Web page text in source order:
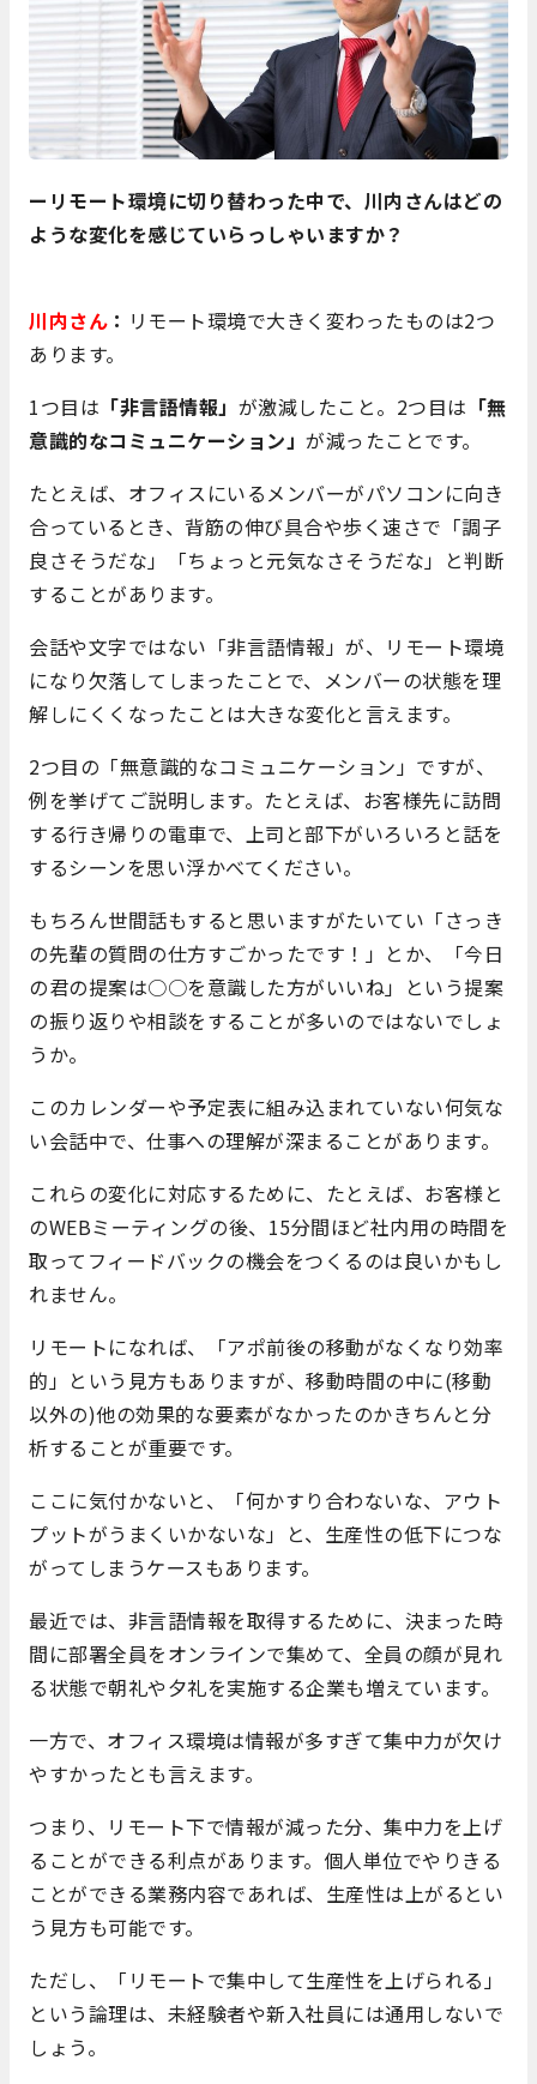
ーリモート環境に切り替わった中で、川内さんはどの
ような変化を感じていらっしゃいますか？
川内さん ： リモート環境で大きく変わったものは2つ
あります。
1つ目は 「非言語情報」 が激減したこと。2つ目は 「無
意識的なコミュニケーション」 が減ったことです。
たとえば、オフィスにいるメンバーがパソコンに向き
合っているとき、背筋の伸び具合や歩く速さで「調子
良さそうだな」「ちょっと元気なさそうだな」と判断
することがあります。
会話や文字ではない「非言語情報」が、リモート環境
になり欠落してしまったことで、メンバーの状態を理
解しにくくなったことは大きな変化と言えます。
2つ目の「無意識的なコミュニケーション」ですが、
例を挙げてご説明します。たとえば、お客様先に訪問
する行き帰りの電車で、上司と部下がいろいろと話を
するシーンを思い浮かべてください。
もちろん世間話もすると思いますがたいてい「さっき
の先輩の質問の仕方すごかったです！」とか、「今日
の君の提案は○○を意識した方がいいね」という提案
の振り返りや相談をすることが多いのではないでしょ
うか。
このカレンダーや予定表に組み込まれていない何気な
い会話中で、仕事への理解が深まることがあります。
これらの変化に対応するために、たとえば、お客様と
のWEBミーティングの後、15分間ほど社内用の時間を
取ってフィードバックの機会をつくるのは良いかもし
れません。
リモートになれば、「アポ前後の移動がなくなり効率
的」という見方もありますが、移動時間の中に(移動
以外の)他の効果的な要素がなかったのかきちんと分
析することが重要です。
ここに気付かないと、「何かすり合わないな、アウト
プットがうまくいかないな」と、生産性の低下につな
がってしまうケースもあります。
最近では、非言語情報を取得するために、決まった時
間に部署全員をオンラインで集めて、全員の顔が見れ
る状態で朝礼や夕礼を実施する企業も増えています。
一方で、オフィス環境は情報が多すぎて集中力が欠け
やすかったとも言えます。
つまり、リモート下で情報が減った分、集中力を上げ
ることができる利点があります。個人単位でやりきる
ことができる業務内容であれば、生産性は上がるとい
う見方も可能です。
ただし、「リモートで集中して生産性を上げられる」
という論理は、未経験者や新入社員には通用しないで
しょう。